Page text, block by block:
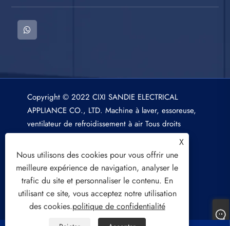
Copyright © 2022 CIXI SANDIE ELECTRICAL
APPLIANCE CO., LTD. Machine à laver, essoreuse,
ventilateur de refroidissement à air Tous droits
Links Sitemap RSS
XML
politique de confidentialité
X
Nous utilisons des cookies pour vous offrir une
meilleure expérience de navigation, analyser le
trafic du site et personnaliser le contenu. En
utilisant ce site, vous acceptez notre utilisation
des cookies.politique de confidentialité